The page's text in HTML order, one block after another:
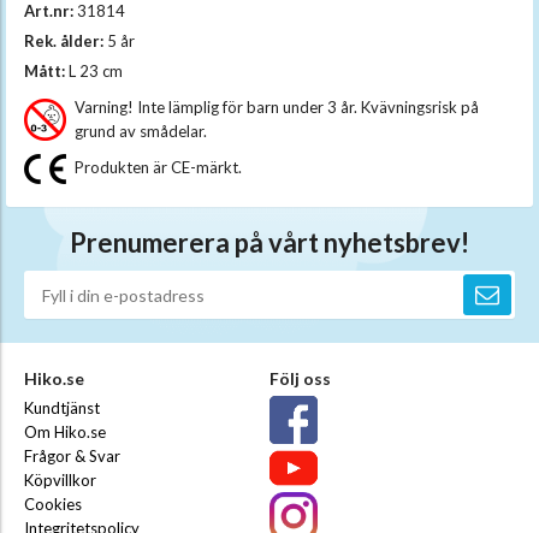
Art.nr:31814
Rek. ålder: 5 år
Mått:L 23 cm
Varning! Inte lämplig för barn under 3 år. Kvävningsrisk på
grund av smådelar.
Produkten är CE-märkt.
Prenumerera på vårt nyhetsbrev!
Hiko.se
Kundtjänst
Om Hiko.se
Frågor & Svar
Köpvillkor
Cookies
Integritetspolicy
Följ oss